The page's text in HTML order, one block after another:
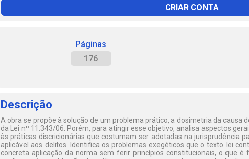
CRIAR CONTA
Páginas
176
Descrição
A obra se propõe à solução de um problema prático, a dosimetria da causa
da Lei nº 11.343/06. Porém, para atingir esse objetivo, analisa aspectos
às práticas discricionárias que costumam ser adotadas na jurisprudência
aplicável aos delitos. Identifica os problemas exegéticos que o texto lei
concreta aplicação da norma sem ferir princípios constitucionais, o que